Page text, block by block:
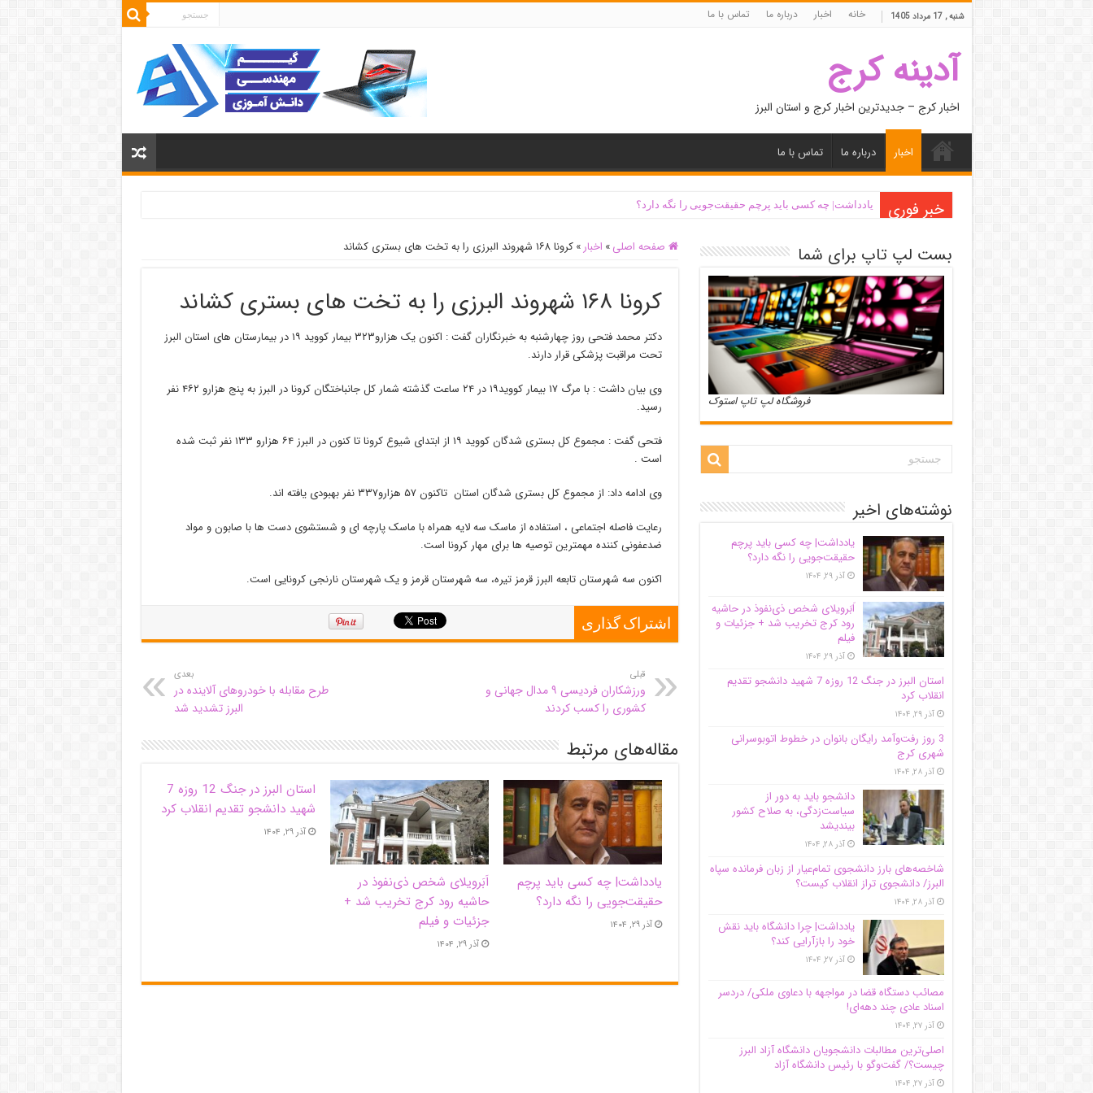
شنبه , 17 مرداد 1405 خانه اخبار درباره ما تماس با ما
آدینه کرج
اخبار کرج – جدیدترین اخبار کرج و استان البرز
اخبار درباره ما تماس با ما
خبر فوری یادداشت| ‌چه کسی باید پرچم حقیقت‌جویی را نگه دارد؟
صفحه اصلی » اخبار » کرونا ۱۶۸ شهروند البرزی را به تخت های بستری کشاند
کرونا ۱۶۸ شهروند البرزی را به تخت های بستری کشاند
دکتر محمد فتحی روز چهارشنبه به خبرنگاران گفت : اکنون یک هزارو۳۲۳ بیمار کووید ۱۹ در بیمارستان های استان البرز
تحت مراقبت پزشکی قرار دارند.
وی بیان داشت : با مرگ ۱۷ بیمار کووید۱۹ در ۲۴ ساعت گذشته شمار کل جانباختگان کرونا در البرز به پنج هزارو ۴۶۲ نفر
رسید.
فتحی گفت : مجموع کل بستری شدگان کووید ۱۹ از ابتدای شیوع کرونا تا کنون در البرز ۶۴ هزارو ۱۳۳ نفر ثبت شده
است .
وی ادامه داد: از مجموع کل بستری شدگان استان تاکنون ۵۷ هزارو۳۳۷ نفر بهبودی یافته اند.
رعایت فاصله اجتماعی ، استفاده از ماسک سه لایه همراه با ماسک پارچه ای و شستشوی دست ها با صابون و مواد
ضدعفونی کننده مهمترین توصیه ها برای مهار کرونا است.
اکنون سه شهرستان تابعه البرز قرمز تیره، سه شهرستان قرمز و یک شهرستان نارنجی کرونایی است.
اشتراک گذاری
قبلی
ورزشکاران فردیسی ۹ مدال جهانی و
کشوری را کسب کردند
بعدی
طرح مقابله با خودروهای آلاینده در
البرز تشدید شد
مقاله‌های مرتبط
یادداشت| ‌چه کسی باید پرچم
حقیقت‌جویی را نگه دارد؟
آذر ۲۹, ۱۴۰۴
اَبَر‌ویلای شخص ذی‌نفوذ در
حاشیه‌ رود کرج تخریب شد +
جزئیات و فیلم
آذر ۲۹, ۱۴۰۴
استان البرز در جنگ 12 روزه 7
شهید دانشجو تقدیم انقلاب کرد
آذر ۲۹, ۱۴۰۴
بست لپ تاپ برای شما
فروشگاه لپ تاپ استوک
نوشته‌های اخیر
یادداشت| ‌چه کسی باید پرچم
حقیقت‌جویی را نگه دارد؟
آذر ۲۹, ۱۴۰۴
اَبَر‌ویلای شخص ذی‌نفوذ در حاشیه‌
رود کرج تخریب شد + جزئیات و
فیلم
آذر ۲۹, ۱۴۰۴
استان البرز در جنگ 12 روزه 7 شهید دانشجو تقدیم
انقلاب کرد
آذر ۲۹, ۱۴۰۴
3 روز رفت‌وآمد رایگان بانوان در خطوط اتوبوسرانی
شهری کرج
آذر ۲۸, ۱۴۰۴
دانشجو باید به دور از
سیاست‌زدگی، به صلاح کشور
بیندیشد
آذر ۲۸, ۱۴۰۴
شاخصه‌های بارز دانشجوی تمام‌عیار از زبان فرمانده سپاه
البرز/ دانشجوی تراز انقلاب کیست؟
آذر ۲۸, ۱۴۰۴
یادداشت| چرا دانشگاه باید نقش
خود را بازآرایی کند؟
آذر ۲۷, ۱۴۰۴
مصائب دستگاه قضا در مواجهه با دعاوی ملکی/ دردسر
اسناد عادی چند‌ دهه‌ای!
آذر ۲۷, ۱۴۰۴
اصلی‌ترین مطالبات دانشجویان دانشگاه آزاد البرز
چیست؟/ گفت‌وگو با رئیس دانشگاه آز‌اد
آذر ۲۷, ۱۴۰۴